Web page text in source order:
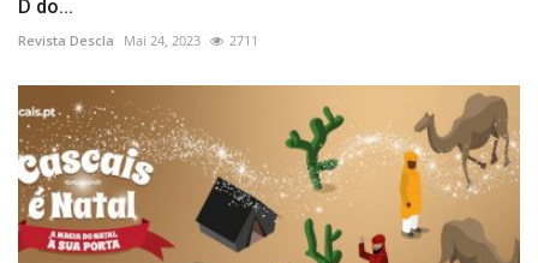
D do...
Revista Descla Mai 24, 2023 2711